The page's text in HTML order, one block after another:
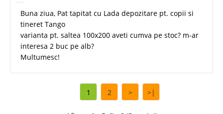
Buna ziua, Pat tapitat cu Lada depozitare pt. copii si
tineret Tango
varianta pt. saltea 100x200 aveti cumva pe stoc? m-ar
interesa 2 buc pe alb?
Multumesc!
1 2 > >|